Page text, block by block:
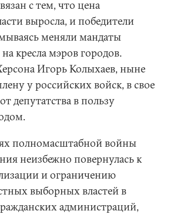
с тем, что цена
выросла, и победители
меняли мандаты
кресла мэров городов.
Игорь Колыхаев, ныне
у российских войск, в свое
депутатства в пользу
полномасштабной войны
неизбежно повернулась к
и ограничению
выборных властей в
администраций,